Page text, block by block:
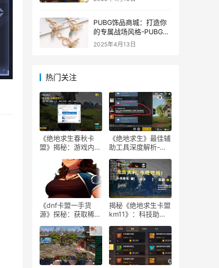
PUBG饰品商城：打造你
的专属战场风格-PUBG游
戏内饰品购买指南
2025年4月13日
热门关注
《绝地求生春秋卡
盟》揭秘：游戏内外
《绝地求生》最佳辅
助工具深度解析-
知：选择最佳游戏辅
助软件的指南
《dnf卡盟一手货
源》探秘：获取稀有
卡盟一手货源渠道解
析与购买指南
揭秘《绝地求生卡盟
km11》：科技助力
《绝地求生卡盟
km11》深入解析：
辅助工具对游戏平衡
性的影响